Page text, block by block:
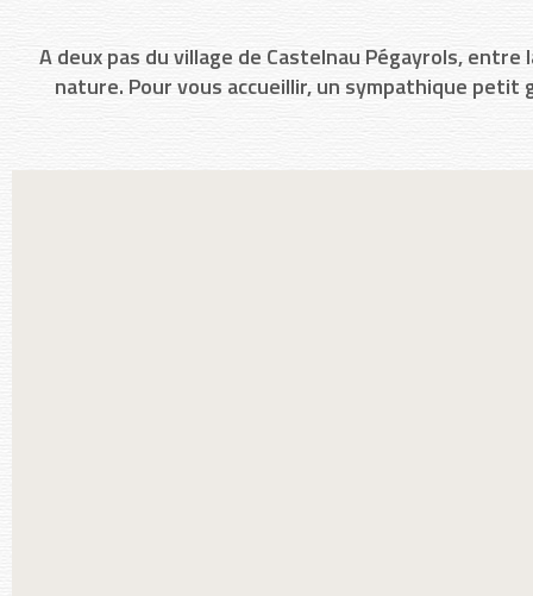
A deux pas du village de Castelnau Pégayrols,
nature. Pour vous accueillir, un sympathique petit